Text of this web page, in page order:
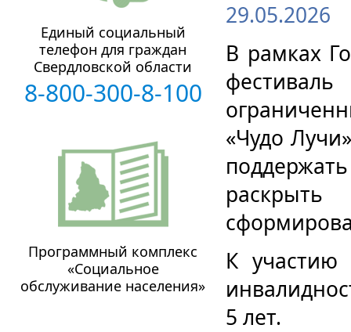
29.05.2026
В рамках
«Чудо
К участию
5 лет.
Единый социальный
телефон для граждан
Свердловской области
8-800-300-8-100
Программный комплекс
«Социальное
обслуживание населения»